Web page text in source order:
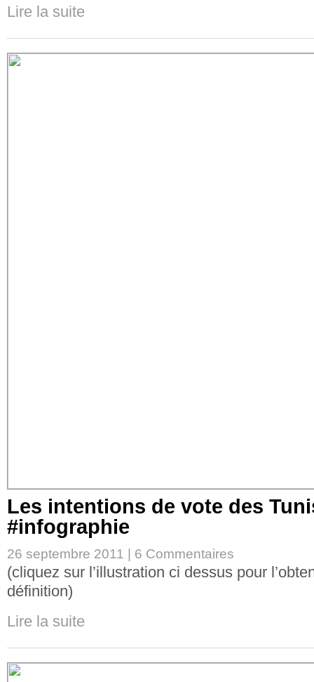
Lire la suite
Les intentions de vote des
#infographie
26 septembre 2011 | 6 Commentaires
(cliquez sur l’illustration ci dessus pour
définition)
Lire la suite